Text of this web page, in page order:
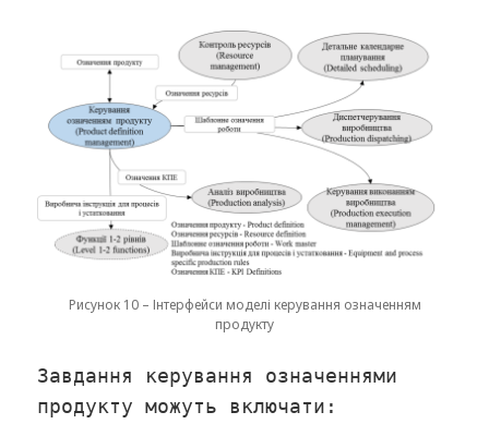
Рисунок 10 – Інтерфейси моделі керування означенням
продукту
Завдання керування означеннями
продукту можуть включати: